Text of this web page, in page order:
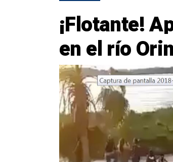
¡Flotante!
en el río